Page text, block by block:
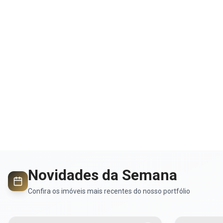
Novidades da Semana
Confira os imóveis mais recentes do nosso portfólio